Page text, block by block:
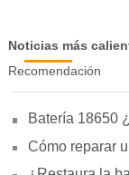
Noticias más
Recomendación
Batería 18650
Cómo reparar